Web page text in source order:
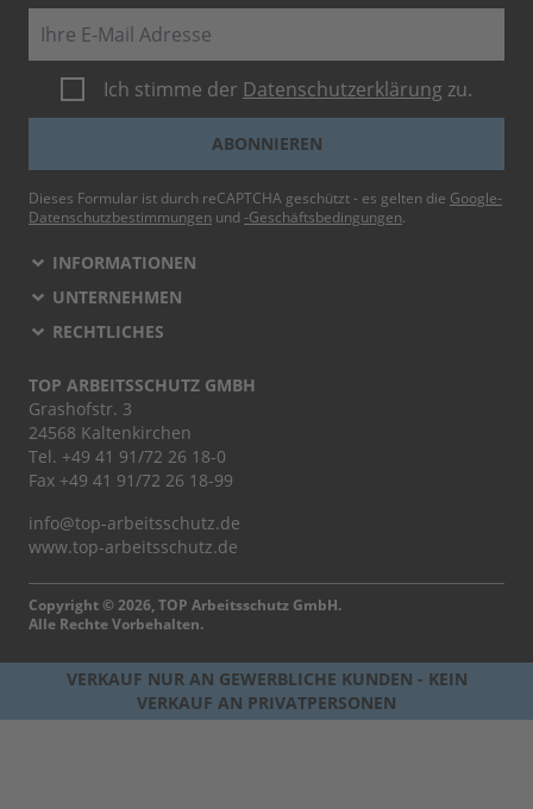
Ich stimme der Datenschutzerklärung zu.
ABONNIEREN
Dieses Formular ist durch reCAPTCHA geschützt - es gelten die Google-
Datenschutzbestimmungen und -Geschäftsbedingungen.
INFORMATIONEN
UNTERNEHMEN
RECHTLICHES
TOP ARBEITSSCHUTZ GMBH
Grashofstr. 3
24568 Kaltenkirchen
Tel. +49 41 91/72 26 18-0
Fax +49 41 91/72 26 18-99
info@top-arbeitsschutz.de
www.top-arbeitsschutz.de
Copyright © 2026, TOP Arbeitsschutz GmbH.
Alle Rechte Vorbehalten.
VERKAUF NUR AN GEWERBLICHE KUNDEN - KEIN
VERKAUF AN PRIVATPERSONEN